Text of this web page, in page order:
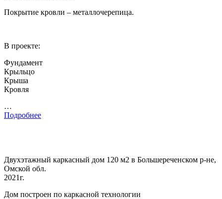
Покрытие кровли – металлочерепица.
В проекте:
Фундамент
Крыльцо
Крыша
Кровля
…
Подробнее
Двухэтажный каркасный дом 120 м2 в Большереченском р-не,
Омской обл.
2021г.
Дом построен по каркасной технологии